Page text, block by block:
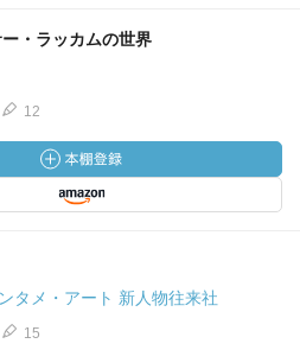
・ラッカムの世界
12
タメ・アート 新人物往来社
15